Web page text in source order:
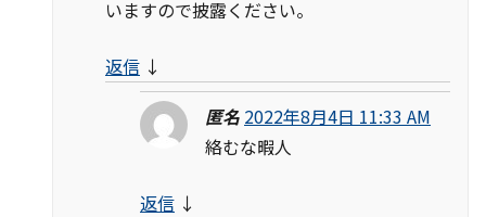
いますので披露ください。
返信 ↓
匿名 2022年8月4日 11:33 AM
絡むな暇人
返信 ↓